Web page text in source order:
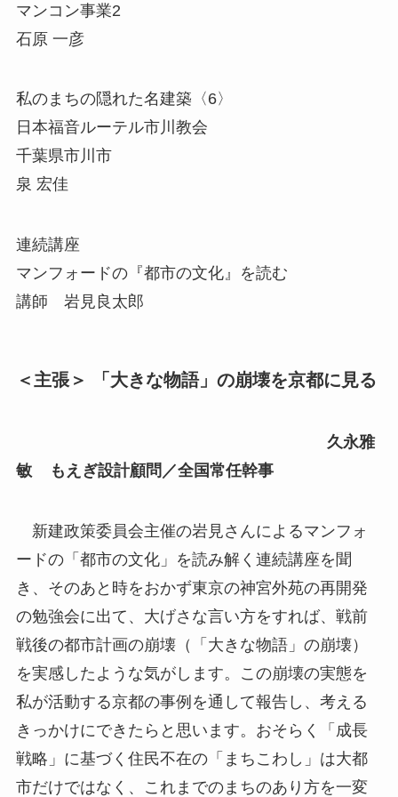
マンコン事業2
石原 一彦
私のまちの隠れた名建築〈6〉
日本福音ルーテル市川教会
千葉県市川市
泉 宏佳
連続講座
マンフォードの『都市の文化』を読む
講師 岩見良太郎
＜主張＞ 「大きな物語」の崩壊を京都に見る
久永雅
敏 もえぎ設計顧問／全国常任幹事
新建政策委員会主催の岩見さんによるマンフォ
ードの「都市の文化」を読み解く連続講座を聞
き、そのあと時をおかず東京の神宮外苑の再開発
の勉強会に出て、大げさな言い方をすれば、戦前
戦後の都市計画の崩壊（「大きな物語」の崩壊）
を実感したような気がします。この崩壊の実態を
私が活動する京都の事例を通して報告し、考える
きっかけにできたらと思います。おそらく「成長
戦略」に基づく住民不在の「まちこわし」は大都
市だけではなく、これまでのまちのあり方を一変